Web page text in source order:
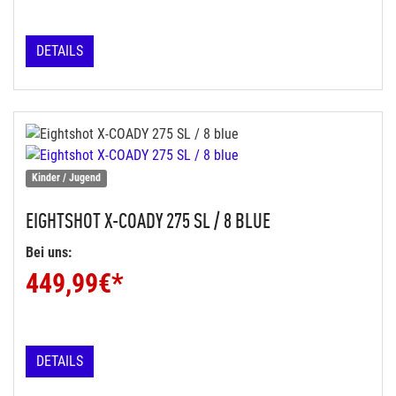
DETAILS
Kinder / Jugend
EIGHTSHOTX-COADY 275 SL / 8 BLUE
Bei uns:
449,99€*
DETAILS